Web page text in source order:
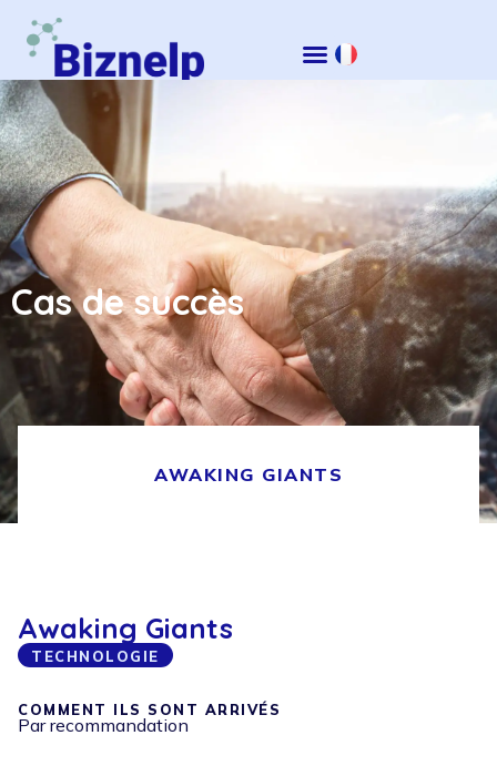
Cas de succès
AWAKING GIANTS
Awaking Giants
TECHNOLOGIE
COMMENT ILS SONT ARRIVÉS
Par recommandation